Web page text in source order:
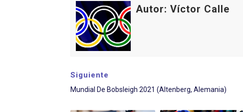
Autor: Víctor Calle
Siguiente
Mundial De Bobsleigh 2021 (Altenberg, Alemania)